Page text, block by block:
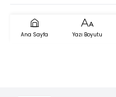
Ana Sayfa Yazı Boyutu